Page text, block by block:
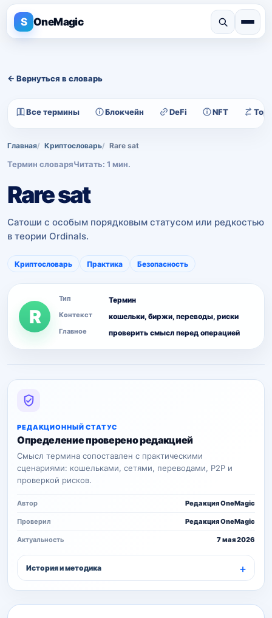
S OneMagic
← Вернуться в словарь
Все термины Блокчейн DeFi NFT
Главная Криптословарь Rare sat
Термин словаряЧитать: 1 мин.
Rare sat
Сатоши с особым порядковым статусом или редкостью
в теории Ordinals.
Криптословарь Практика Безопасность
R
Тип Термин
Контекст кошельки, биржи, переводы, риски
Главное проверить смысл перед операцией
РЕДАКЦИОННЫЙ СТАТУС
Определение проверено редакцией
Смысл термина сопоставлен с практическими
сценариями: кошельками, сетями, переводами, P2P и
проверкой рисков.
Автор Редакция OneMagic
Проверил Редакция OneMagic
Актуальность 7 мая 2026
История и методика